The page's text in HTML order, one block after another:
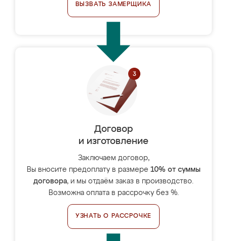
ВЫЗВАТЬ ЗАМЕРЩИКА
Договор
и изготовление
Заключаем договор,
Вы вносите предоплату в размере 10% от суммы
договора, и мы отдаём заказ в производство.
Возможна оплата в рассрочку без %.
УЗНАТЬ О РАССРОЧКЕ